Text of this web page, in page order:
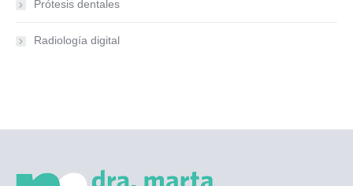
Prótesis dentales
Radiología digital